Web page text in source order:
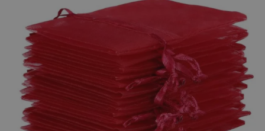
woreczki z organzy
są wielofunkcyjne:
doskonale sprawdzą się nie tylko jako przechowalnia małych
przedmiotów, ale również źródło przyjemnych zapachów -
można w nich schować np. suszone kwiaty czy specjalne
kulki zapachowe, a także wiele innych rzeczy!